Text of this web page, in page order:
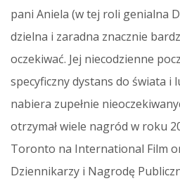
pani Aniela (w tej roli genialna
dzielna i zaradna znacznie
oczekiwać. Jej niecodzienne
specyficzny dystans do świata i
nabiera zupełnie
otrzymał wiele nagród w roku
Toronto na International Film
Dziennikarzy i Nagrodę